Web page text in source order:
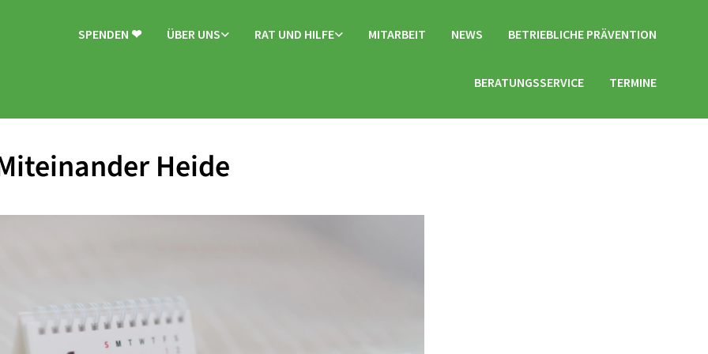
SPENDEN ❤ ÜBER UNS RAT UND HILFE MITARBEIT NEWS BETRIEBLICHE PRÄVENTION
BERATUNGSSERVICE TERMINE
Heide